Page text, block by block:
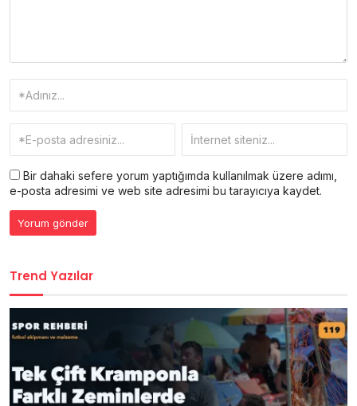
Bir dahaki sefere yorum yaptığımda kullanılmak üzere adımı,
e-posta adresimi ve web site adresimi bu tarayıcıya kaydet.
Trend Yazılar